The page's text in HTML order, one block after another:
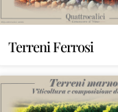
Terreni Ferrosi